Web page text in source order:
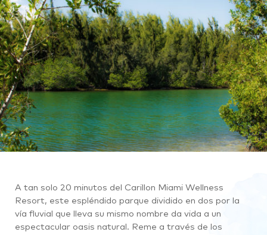
A tan solo 20 minutos del Carillon Miami Wellness
Resort, este espléndido parque dividido en dos por la
vía fluvial que lleva su mismo nombre da vida a un
espectacular oasis natural. Reme a través de los